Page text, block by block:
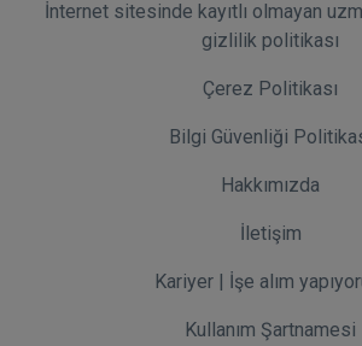
İnternet sitesinde kayıtlı olmayan
gizlilik politikası
Çerez Politikası
Bilgi Güvenliği
Hakkımızda
İletişim
Kariyer | İşe alım
Kullanım Şartnamesi